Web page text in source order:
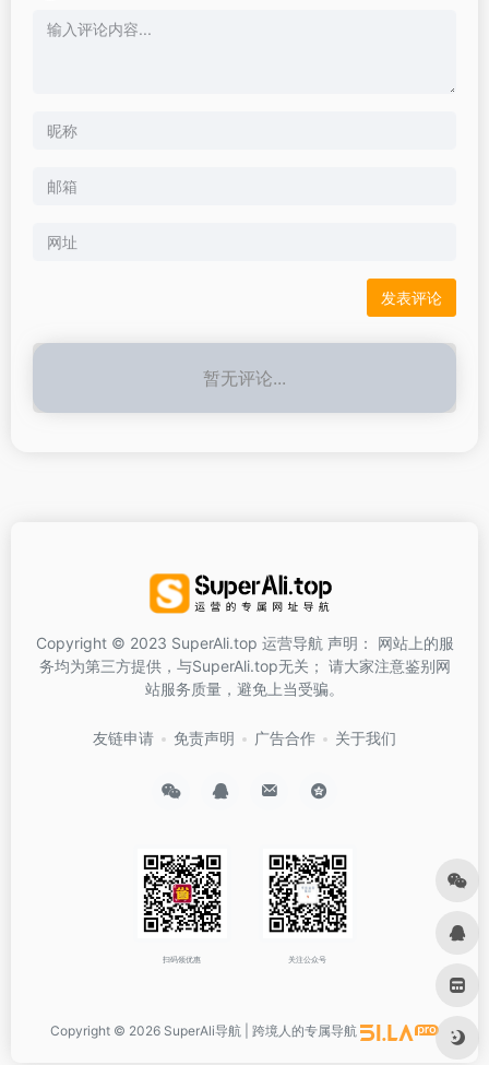
暂无评论...
Copyright © 2023 SuperAli.top 运营导航 声明： 网站上的服
务均为第三方提供，与SuperAli.top无关； 请大家注意鉴别网
站服务质量，避免上当受骗。
友链申请 免责声明 广告合作 关于我们
扫码领优惠 关注公众号
Copyright © 2026 SuperAli导航 | 跨境人的专属导航